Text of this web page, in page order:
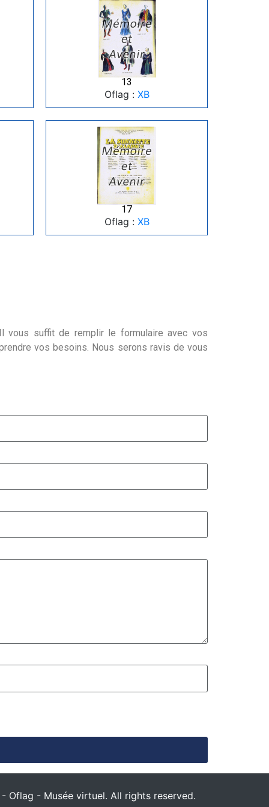
13
Oflag : XB
17
Oflag : XB
vous suffit de remplir le formulaire avec vos
vos besoins. Nous serons ravis de vous
Oflag - Musée virtuel. All rights reserved.